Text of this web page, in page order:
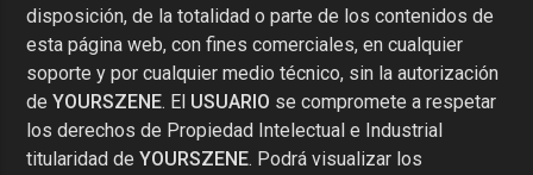
disposición, de la totalidad o parte de los contenidos de
esta página web, con fines comerciales, en cualquier
soporte y por cualquier medio técnico, sin la autorización
deYOURSZENE. El USUARIO se compromete a respetar
los derechos de Propiedad Intelectual e Industrial
titularidad deYOURSZENE. Podrá visualizar los